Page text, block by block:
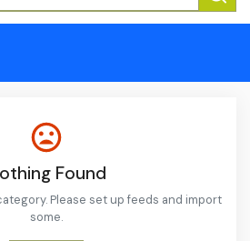
Found
Please set up feeds and import
some.